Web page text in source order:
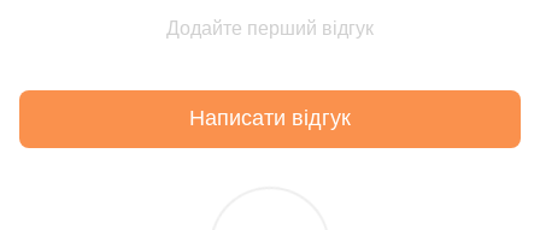
Додайте перший відгук
Написати відгук